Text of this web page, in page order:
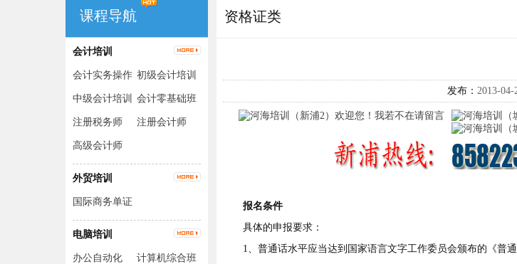
课程导航
会计培训
会计实务操作
（出纳+手工
账+电脑账）
初级会计培训
中级会计培训 会计零基础班
注册税务师 注册会计师
高级会计师
外贸培训
国际商务单证
员
电脑培训
办公自动化 计算机综合班
资格证类
发布： 2013-04-
报名条件
具体的申报要求：
1、普通话水平应当达到国家语言文字工作委员会颁布的《普通